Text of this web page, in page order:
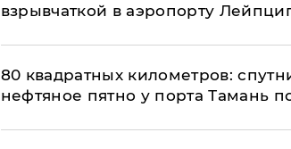
взрывчаткой в аэропорту
80 квадратных километров:
нефтяное пятно у порта Тамань